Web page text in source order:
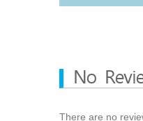
No
There are no